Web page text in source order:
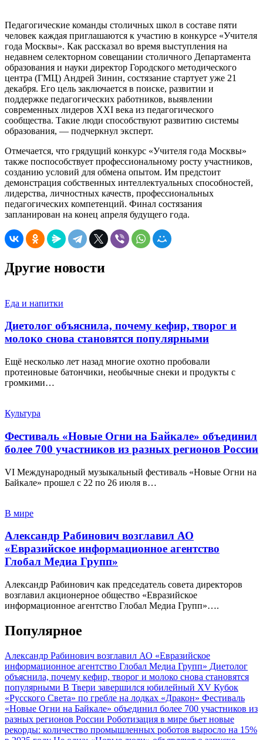
Педагогические команды столичных школ в составе пяти
человек каждая приглашаются к участию в конкурсе «Учителя
года Москвы». Как рассказал во время выступления на
недавнем селекторном совещании столичного Департамента
образования и науки директор Городского методического
центра (ГМЦ) Андрей Зинин, состязание стартует уже 21
декабря. Его цель заключается в поиске, развитии и
поддержке педагогических работников, выявлении
современных лидеров XXI века из педагогического
сообщества. Такие люди способствуют развитию системы
образования, — подчеркнул эксперт.
Отмечается, что грядущий конкурс «Учителя года Москвы»
также поспособствует профессиональному росту участников,
созданию условий для обмена опытом. Им предстоит
демонстрация собственных интеллектуальных способностей,
лидерства, личностных качеств, профессиональных
педагогических компетенций. Финал состязания
запланирован на конец апреля будущего года.
Другие новости
Еда и напитки
Диетолог объяснила, почему кефир, творог и
молоко снова становятся популярными
Ещё несколько лет назад многие охотно пробовали
протеиновые батончики, необычные снеки и продукты с
громкими…
Культура
Фестиваль «Новые Огни на Байкале» объединил
более 700 участников из разных регионов России
VI Международный музыкальный фестиваль «Новые Огни на
Байкале» прошел с 22 по 26 июля в…
В мире
Александр Рабинович возглавил АО
«Евразийское информационное агентство
Глобал Медиа Групп»
Александр Рабинович как председатель совета директоров
возглавил акционерное общество «Евразийское
информационное агентство Глобал Медиа Групп»….
Популярное
Александр Рабинович возглавил АО «Евразийское
информационное агентство Глобал Медиа Групп» Диетолог
объяснила, почему кефир, творог и молоко снова становятся
популярными В Твери завершился юбилейный XV Кубок
«Русского Света» по гребле на лодках «Дракон» Фестиваль
«Новые Огни на Байкале» объединил более 700 участников из
разных регионов России Роботизация в мире бьет новые
рекорды: количество промышленных роботов выросло на 15%